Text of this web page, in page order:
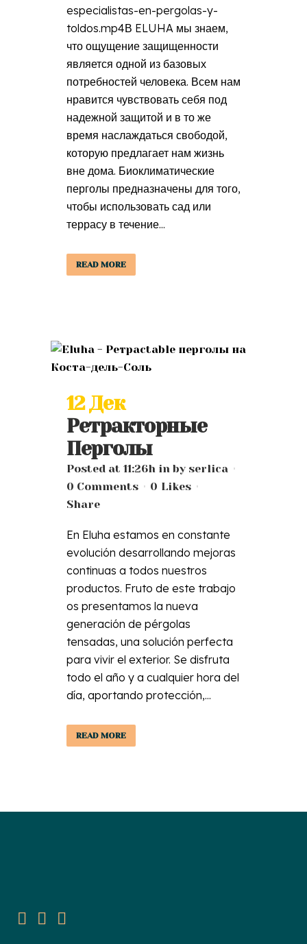
especialistas-en-pergolas-y-
toldos.mp4В ELUHA мы знаем,
что ощущение защищенности
является одной из базовых
потребностей человека. Всем нам
нравится чувствовать себя под
надежной защитой и в то же
время наслаждаться свободой,
которую предлагает нам жизнь
вне дома. Биоклиматические
перголы предназначены для того,
чтобы использовать сад или
террасу в течение...
READ MORE
12 Дек
Ретракторные
Перголы
Posted at 11:26h in by serlica
0 Comments
0 Likes
Share
En Eluha estamos en constante
evolución desarrollando mejoras
continuas a todos nuestros
productos. Fruto de este trabajo
os presentamos la nueva
generación de pérgolas
tensadas, una solución perfecta
para vivir el exterior. Se disfruta
todo el año y a cualquier hora del
día, aportando protección,...
READ MORE